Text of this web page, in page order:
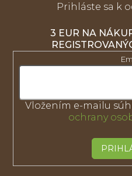
Prihláste sa k
3 EUR NA
Vložením e-mailu
ochrany